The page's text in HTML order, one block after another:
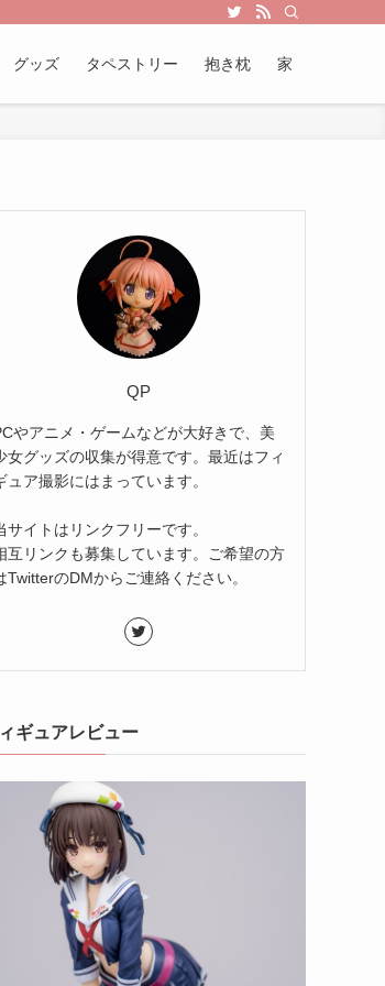
グッズ タペストリー 抱き枕 家
QP
やアニメ・ゲームなどが大好きで、美
女グッズの収集が得意です。最近はフィ
ュア撮影にはまっています。
サイトはリンクフリーです。
互リンクも募集しています。ご希望の方
TwitterのDMからご連絡ください。
ギュアレビュー